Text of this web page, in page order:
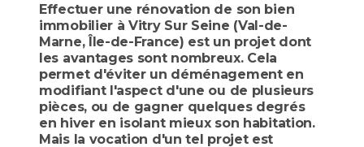
Effectuer une rénovation de son bien
immobilier à Vitry Sur Seine (Val-de-
Marne, Île-de-France) est un projet dont
les avantages sont nombreux. Cela
permet d'éviter un déménagement en
modifiant l'aspect d'une ou de plusieurs
pièces, ou de gagner quelques degrés
en hiver en isolant mieux son habitation.
Mais la vocation d'un tel projet est